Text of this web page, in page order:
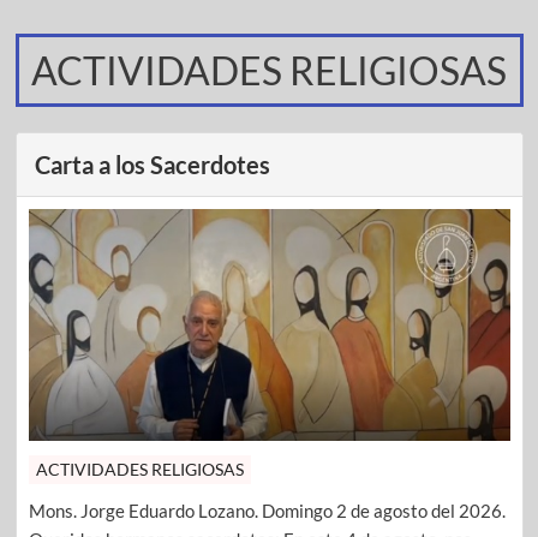
ACTIVIDADES RELIGIOSAS
Carta a los Sacerdotes
ACTIVIDADES RELIGIOSAS
Mons. Jorge Eduardo Lozano. Domingo 2 de agosto del 2026.